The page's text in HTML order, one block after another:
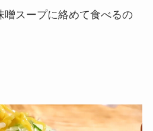
噌スープに絡めて食べるの